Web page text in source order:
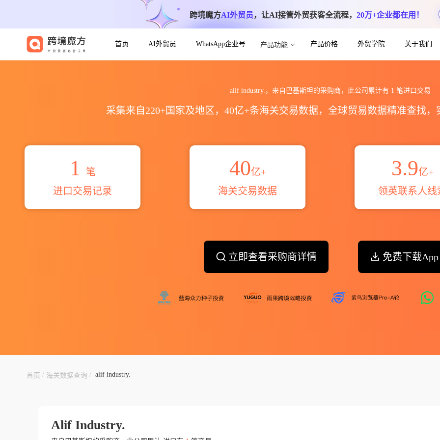
跨境魔方AI外贸员，让AI接管外贸获客全流程， 20万+企业都在用！
首页 AI外贸员 WhatsApp企业号 产品功能 产品价格 外贸学院 关于我们
alif industry.，来自巴基斯坦的采购商，此公司累计有 1 笔进口交易
采集来自220+国家及地区，40亿+条海关交易数据，全球贸易数据精准查找
1
笔
进口交易记录
40亿+
海关交易数据
3.9亿+
领英联系人线
立即查看采购商详情 免费下载App
首页 / 海关数据查询 / alif industry.
Alif Industry.